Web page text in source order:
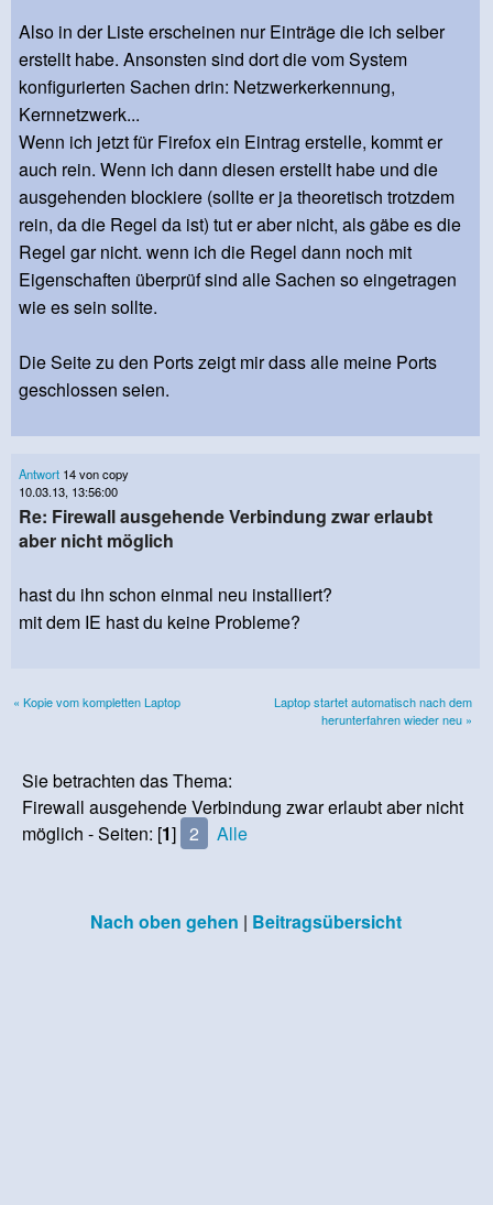
Also in der Liste erscheinen nur Einträge die ich selber
erstellt habe. Ansonsten sind dort die vom System
konfigurierten Sachen drin: Netzwerkerkennung,
Kernnetzwerk...
Wenn ich jetzt für Firefox ein Eintrag erstelle, kommt er
auch rein. Wenn ich dann diesen erstellt habe und die
ausgehenden blockiere (sollte er ja theoretisch trotzdem
rein, da die Regel da ist) tut er aber nicht, als gäbe es die
Regel gar nicht. wenn ich die Regel dann noch mit
Eigenschaften überprüf sind alle Sachen so eingetragen
wie es sein sollte.
Die Seite zu den Ports zeigt mir dass alle meine Ports
geschlossen seien.
Antwort 14 von copy
10.03.13, 13:56:00
Re: Firewall ausgehende Verbindung zwar erlaubt
aber nicht möglich
hast du ihn schon einmal neu installiert?
mit dem IE hast du keine Probleme?
« Kopie vom kompletten Laptop
Laptop startet automatisch nach dem
herunterfahren wieder neu »
Sie betrachten das Thema:
Firewall ausgehende Verbindung zwar erlaubt aber nicht
möglich - Seiten: [1] 2 Alle
Nach oben gehen | Beitragsübersicht